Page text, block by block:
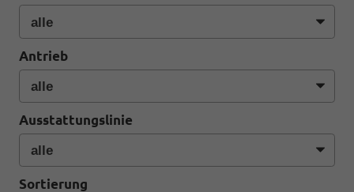
Antrieb
Ausstattungslinie
Sortierung